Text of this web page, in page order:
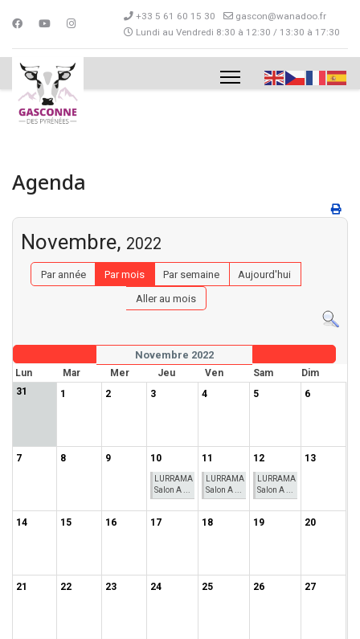
+33 5 61 60 15 30
gascon@wanadoo.fr
Lundi au Vendredi 8:30 à 12:30 / 13:30 à 17:30
Agenda
Novembre, 2022
Par année Par mois Par semaine
Aujourd'hui
Aller au mois
Novembre 2022
Lun Mar Mer Jeu Ven Sam
Dim
31
1 2 3 4 5 6
7 8 9 10
LURRAMA
Salon A ...
11
LURRAMA
Salon A ...
12
LURRAMA
Salon A ...
13
14 15 16 17 18 19 20
21 22 23 24 25 26 27